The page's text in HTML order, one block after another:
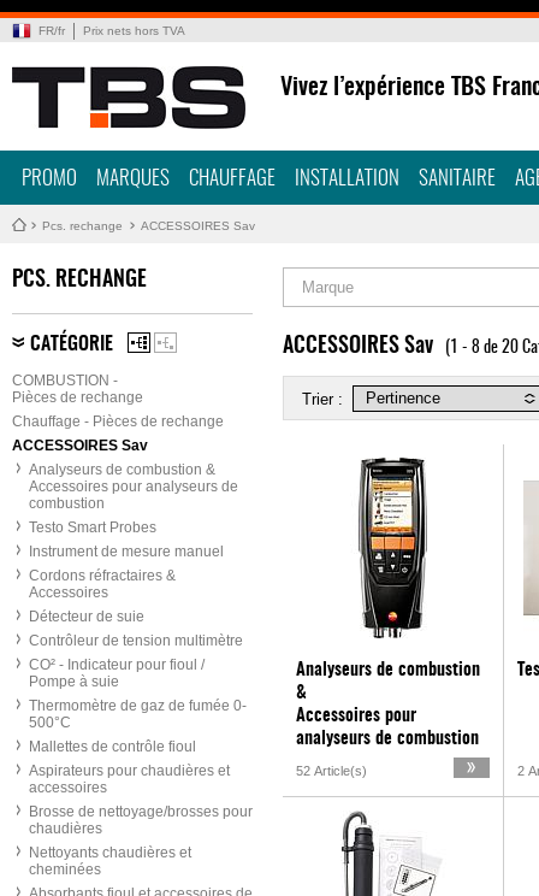
FR/fr Prix nets hors TVA
Vivez l’expérience TBS
PROMO MARQUES CHAUFFAGE INSTALLATION SANITAIRE
Pcs. rechange ACCESSOIRES Sav
PCS. RECHANGE
CATÉGORIE
COMBUSTION -
Pièces de rechange
Chauffage - Pièces de rechange
ACCESSOIRES Sav
Analyseurs de combustion &
Accessoires pour analyseurs de
combustion
Testo Smart Probes
Instrument de mesure manuel
Cordons réfractaires &
Accessoires
Détecteur de suie
Contrôleur de tension multimètre
CO² - Indicateur pour fioul /
Pompe à suie
Thermomètre de gaz de fumée 0-
500°C
Mallettes de contrôle fioul
Aspirateurs pour chaudières et
accessoires
Brosse de nettoyage/brosses pour
chaudières
Nettoyants chaudières et
cheminées
Marque
ACCESSOIRES Sav (1 - 8 de 20
Trier :
Analyseurs de combustion
&
Accessoires pour
analyseurs de combustion
52 Article(s) 2